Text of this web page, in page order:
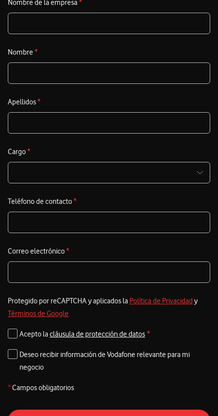
preparado para integrar nuevos vectores como el
Nombre de la empresa*
Nombre *
Apellidos*
Cargo*
Teléfono de contacto*
Correo electrónico*
Protegido por reCAPTCHA y aplicados la Política de Privacidad y
Términos de Google
Acepto lacláusula de protección de datos *
Deseo recibir información de Vodafone relevante para mi
negocio
*Campos obligatorios